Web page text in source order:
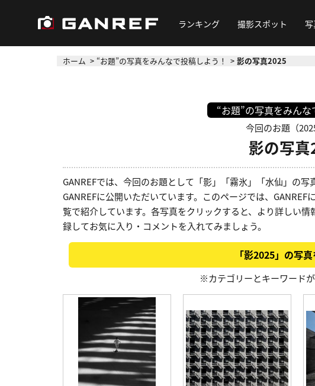
ランキング 撮影スポット
ホーム “お題”の写真をみんなで投稿しよう！ 影の写真2025
“お題”の写真をみんな
今回のお題（
影の写
GANREFでは、今回のお題として「影」「霧氷」「水仙」の
GANREFに公開いただいています。このページでは、
覧で紹介しています。各写真をクリックすると、より詳しい
録してお気に入り・コメントを入れてみましょう。
「影2025」の写
※カテゴリーとキーワード